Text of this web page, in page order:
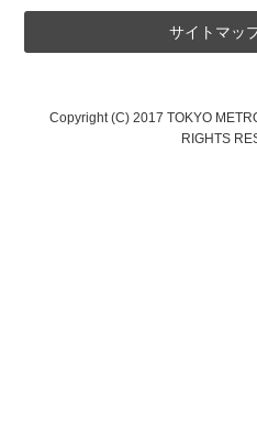
サイトマッ
Copyright (C) 2017 TOKYO
RIGHTS